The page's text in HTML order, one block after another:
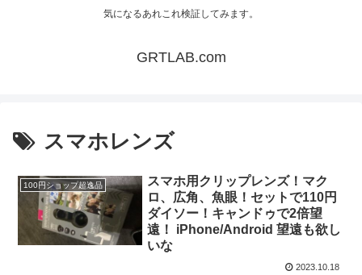
気になるあれこれ検証してみます。
GRTLAB.com
スマホレンズ
100円ショップ超逸品
スマホ用クリップレンズ！マク
ロ、広角、魚眼！セットで110円
ダイソー！キャンドゥで2倍望
遠！ iPhone/Android 望遠も欲し
いな
2023.10.18